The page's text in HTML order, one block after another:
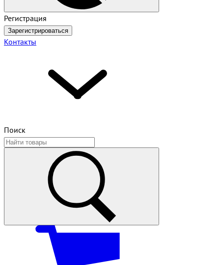
Регистрация
Зарегистрироваться
Контакты
Поиск